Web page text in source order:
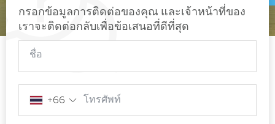
กรอกข้อมูลการติดต่อของคุณ และเจ้าหน้าที่ของ
เราจะติดต่อกลับเพื่อข้อเสนอที่ดีที่สุด
ชื่อ
+66 โทรศัพท์